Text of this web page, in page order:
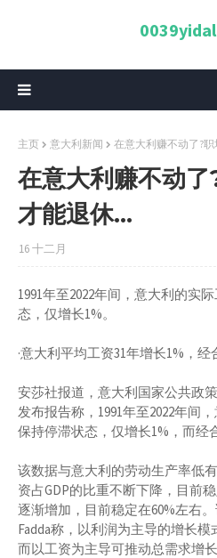
主页 意大利新闻 在意大利赚不动了?
在意大利赚不动
才能退休...
16 十二月
1991年至2022年间，意大利的实
态，仅增长1%。
·意大利平均工资31年增长1%，经
安莎社报道，意大利国家公共政
发布报告称，1991年至2022年间
保持停滞状态，仅增长1%，而经
该数据与意大利的劳动生产率低
资占GDP的比重不断下降，目前
逐渐增加，目前稳定在60%左右
Fadda称，以利润为主导的增长模
而以工资为主导可推动总需求增